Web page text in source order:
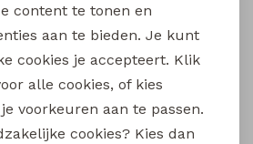
3310404 W20049 meisjes sweatshirt Taupe
Persival
22,99
Nieuw
content te tonen en
aan te bieden. Je kunt
cookies je accepteert. Klik
alle cookies, of kies
voorkeuren aan te passen.
cookies? Kies dan